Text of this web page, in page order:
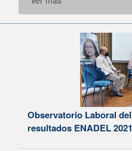
Observatorio Laboral
resultados ENADEL